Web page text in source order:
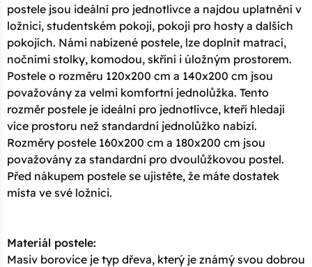
postele jsou ideální pro jednotlivce a najdou uplatnění v
ložnici, studentském pokoji, pokoji pro hosty a dalších
pokojích. Námi nabízené postele, lze doplnit matrací,
nočními stolky, komodou, skříní i úložným prostorem.
Postele o rozměru 120x200 cm a 140x200 cm jsou
považovány za velmi komfortní jednolůžka. Tento
rozměr postele je ideální pro jednotlivce, kteří hledají
více prostoru než standardní jednolůžko nabízí.
Rozměry postele 160x200 cm a 180x200 cm jsou
považovány za standardní pro dvoulůžkovou postel.
Před nákupem postele se ujistěte, že máte dostatek
místa ve své ložnici.
Materiál postele:
Masiv borovice je typ dřeva, který je známý svou dobrou